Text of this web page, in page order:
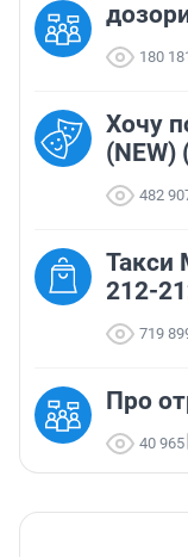
180
Хочу
(NEW)
482
Такси
212-
719
Про
40 965